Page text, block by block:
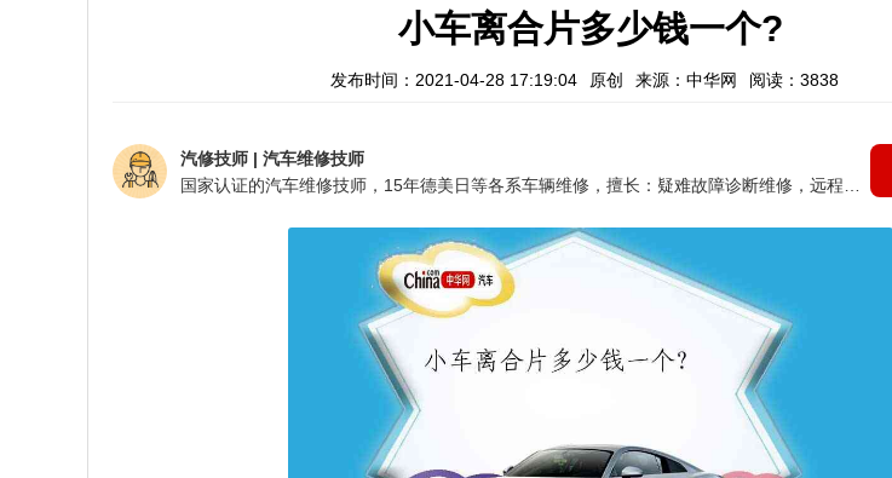
小车离合片多少钱一个?
发布时间：2021-04-28 17:19:04 原创 来源：中华网 阅读：3838
汽修技师 | 汽车维修技师